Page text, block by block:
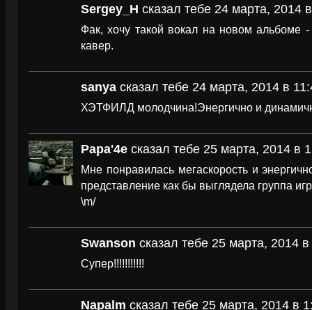
Sergey_H сказал тебе 24 марта, 2014
Фак, хочу такой вокал на новом альбоме
кавер.
sanya сказал тебе 24 марта, 2014 в
ХЭТФИЛД молодчина!Энергично и
Papa'4e сказал тебе 25 марта, 2014 в
Мне понравилась мегаскорость и
представление как бы выглядела группа
\m/
Swanson сказал тебе 25 марта, 2014
Супер!!!!!!!!!!!
Napalm сказал тебе 25 марта, 2014 в